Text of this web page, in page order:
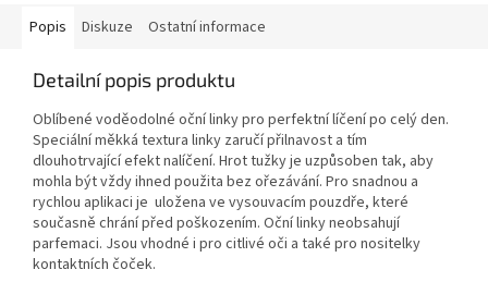
Popis Diskuze Ostatní informace
Detailní popis produktu
Oblíbené voděodolné oční linky pro perfektní líčení po celý den.
Speciální měkká textura linky zaručí přilnavost a tím
dlouhotrvající efekt nalíčení. Hrot tužky je uzpůsoben tak, aby
mohla být vždy ihned použita bez ořezávání. Pro snadnou a
rychlou aplikaci je uložena ve vysouvacím pouzdře, které
současně chrání před poškozením. Oční linky neobsahují
parfemaci. Jsou vhodné i pro citlivé oči a také pro nositelky
kontaktních čoček.